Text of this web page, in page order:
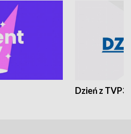
Dzień z TVP3